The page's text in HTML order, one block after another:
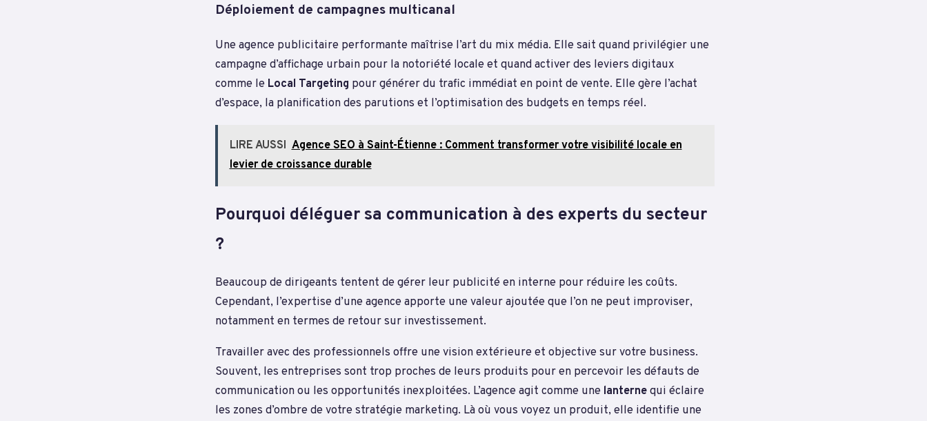
Déploiement de campagnes multicanal
Une agence publicitaire performante maîtrise l’art du mix média. Elle sait quand privilégier une
campagne d’affichage urbain pour la notoriété locale et quand activer des leviers digitaux
comme le Local Targeting pour générer du trafic immédiat en point de vente. Elle gère l’achat
d’espace, la planification des parutions et l’optimisation des budgets en temps réel.
LIRE AUSSI Agence SEO à Saint-Étienne : Comment transformer votre visibilité locale en
levier de croissance durable
Pourquoi déléguer sa communication à des experts du secteur
?
Beaucoup de dirigeants tentent de gérer leur publicité en interne pour réduire les coûts.
Cependant, l’expertise d’une agence apporte une valeur ajoutée que l’on ne peut improviser,
notamment en termes de retour sur investissement.
Travailler avec des professionnels offre une vision extérieure et objective sur votre business.
Souvent, les entreprises sont trop proches de leurs produits pour en percevoir les défauts de
communication ou les opportunités inexploitées. L’agence agit comme une lanternequi éclaire
les zones d’ombre de votre stratégie marketing. Là où vous voyez un produit, elle identifie une